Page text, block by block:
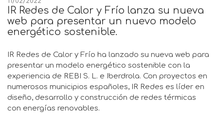
IR Redes de Calor y Frío lanza su nueva
web para presentar un nuevo modelo
energético sostenible.
IR Redes de Calor y Frío ha lanzado su nueva web para
presentar un modelo energético sostenible con la
experiencia de REBI S. L. e Iberdrola. Con proyectos en
numerosos municipios españoles, IR Redes es líder en
diseño, desarrollo y construcción de redes térmicas
con energías renovables.